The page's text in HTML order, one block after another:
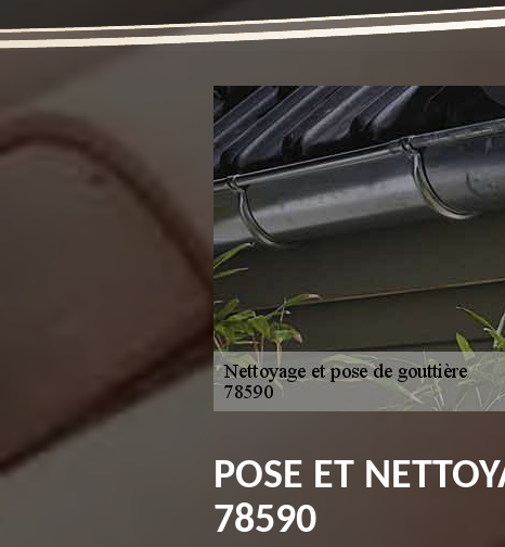
POSE ET
78590